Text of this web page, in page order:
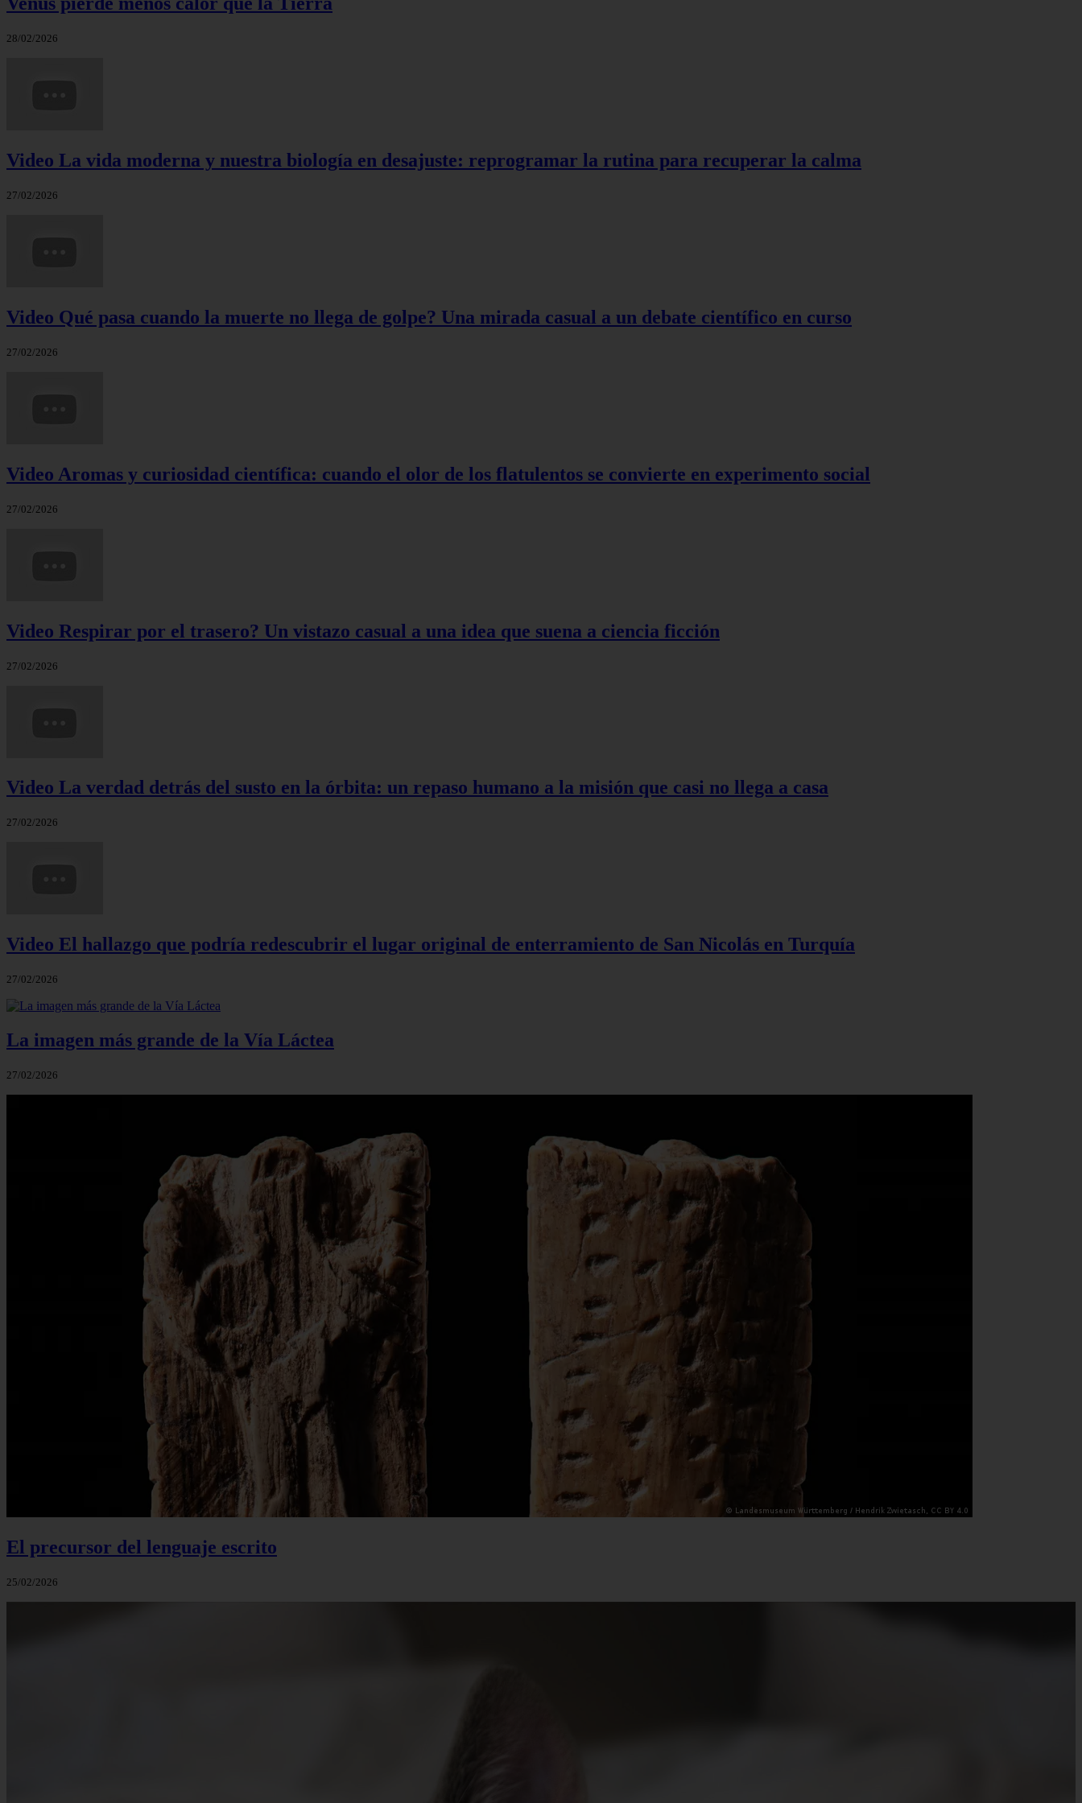
28/02/2026
Video La vida moderna y nuestra biología en desajuste: reprogramar la rutina para recuperar la calma
27/02/2026
Video Qué pasa cuando la muerte no llega de golpe? Una mirada casual a un debate científico en curso
27/02/2026
Video Aromas y curiosidad científica: cuando el olor de los flatulentos se convierte en experimento social
27/02/2026
Video Respirar por el trasero? Un vistazo casual a una idea que suena a ciencia ficción
27/02/2026
Video La verdad detrás del susto en la órbita: un repaso humano a la misión que casi no llega a casa
27/02/2026
Video El hallazgo que podría redescubrir el lugar original de enterramiento de San Nicolás en Turquía
27/02/2026
La imagen más grande de la Vía Láctea
27/02/2026
El precursor del lenguaje escrito
25/02/2026